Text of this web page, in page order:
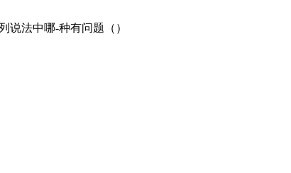
说法中哪-种有问题（）